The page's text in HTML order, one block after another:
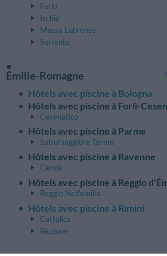
Forio
Ischia
Massa Lubrense
Sorrento
Émilie-Romagne
Hôtels avec piscine à Bologna
Hôtels avec piscine à Forlì-
Cesenatico
Hôtels avec piscine à Parme
Salsomaggiore Terme
Hôtels avec piscine à Ravenne
Cervia
Hôtels avec piscine à Reggio
Reggio Nell'emilia
Hôtels avec piscine à Rimini
Cattolica
Riccione